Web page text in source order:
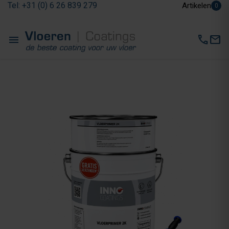
Tel: +31 (0) 6 26 839 279 Artikelen 0
menu callmail